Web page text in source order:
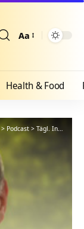
Aa
Health & Food
> Podcast> Tägl. Inspiration